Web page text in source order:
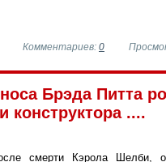
Комментариев: 0
Брэда Питта
конструктора ....
смерти Кэрола Шелби,